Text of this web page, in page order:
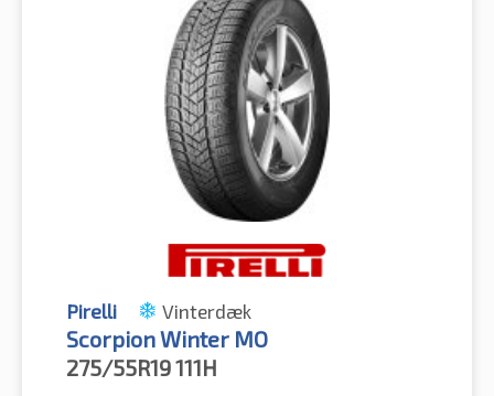
Pirelli Vinterdæk
Scorpion Winter MO
275/55R19111H